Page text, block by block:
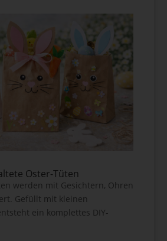
Oster-Tüten
werden mit Gesichtern, Ohren
Gefüllt mit kleinen
ein komplettes DIY-